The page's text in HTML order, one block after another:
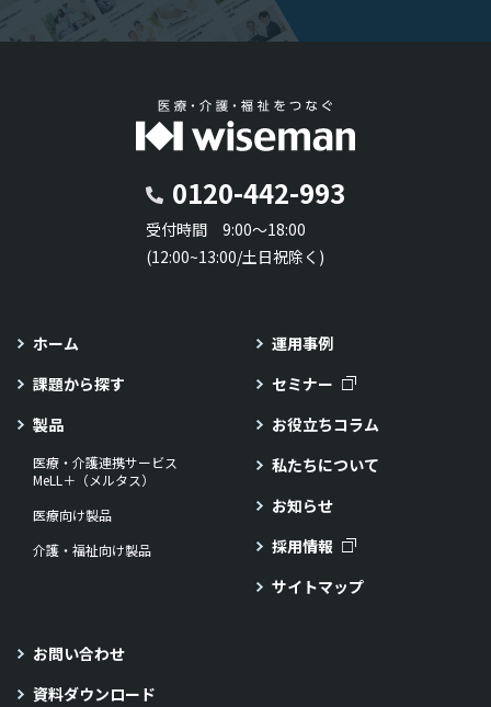
0120-442-993
受付時間 9:00～18:00
(12:00~13:00/土日祝除く)
ホーム
課題から探す
製品
医療・介護連携サービス
MeLL＋（メルタス）
医療向け製品
介護・福祉向け製品
運用事例
セミナー
お役立ちコラム
私たちについて
お知らせ
採用情報
サイトマップ
お問い合わせ
資料ダウンロード